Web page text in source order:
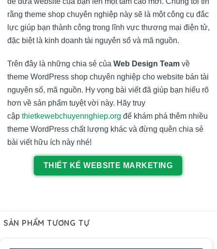
rằng theme shop chuyên nghiệp này sẽ là một công cụ đắc
lực giúp bạn thành công trong lĩnh vực thương mại điện tử,
đặc biệt là kinh doanh tài nguyên số và mã nguồn.
Trên đây là những chia sẻ của Web Design Team về
theme WordPress shop chuyên nghiệp cho website bán tài
nguyên số, mã nguồn. Hy vọng bài viết đã giúp bạn hiểu rõ
hơn về sản phẩm tuyệt vời này. Hãy truy
cập thietkewebchuyennghiep.org để khám phá thêm nhiều
theme WordPress chất lượng khác và đừng quên chia sẻ
bài viết hữu ích này nhé!
THIẾT KẾ WEBSITE MARKETING
SẢN PHẨM TƯƠNG TỰ